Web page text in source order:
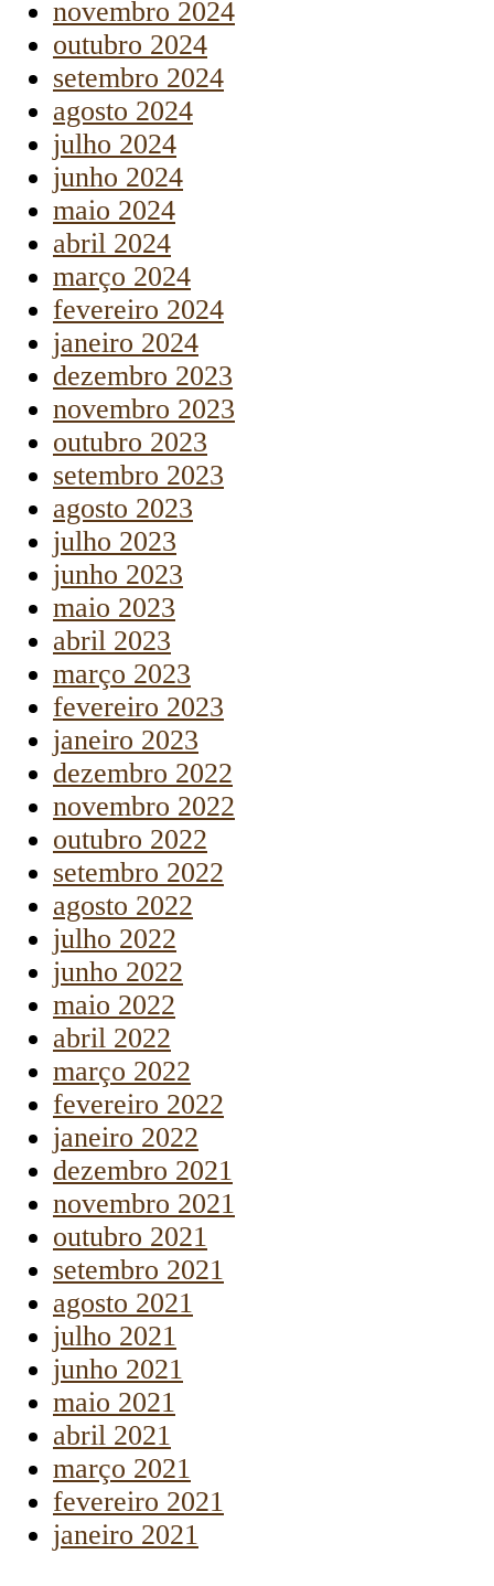
novembro 2024
outubro 2024
setembro 2024
agosto 2024
julho 2024
junho 2024
maio 2024
abril 2024
março 2024
fevereiro 2024
janeiro 2024
dezembro 2023
novembro 2023
outubro 2023
setembro 2023
agosto 2023
julho 2023
junho 2023
maio 2023
abril 2023
março 2023
fevereiro 2023
janeiro 2023
dezembro 2022
novembro 2022
outubro 2022
setembro 2022
agosto 2022
julho 2022
junho 2022
maio 2022
abril 2022
março 2022
fevereiro 2022
janeiro 2022
dezembro 2021
novembro 2021
outubro 2021
setembro 2021
agosto 2021
julho 2021
junho 2021
maio 2021
abril 2021
março 2021
fevereiro 2021
janeiro 2021